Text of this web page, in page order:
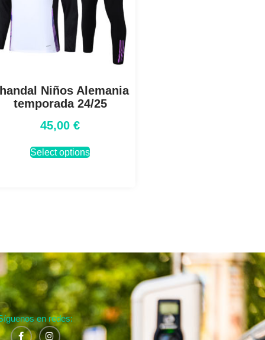
Niños Alemania
temporada 24/25
45,00 €
Select options
en redes: